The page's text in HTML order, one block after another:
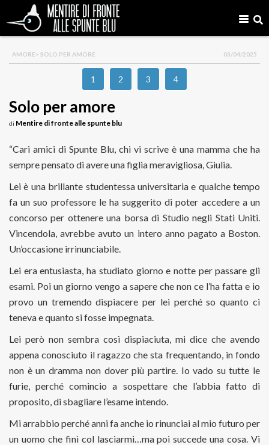
AMORE> SOLO PER AMORE 03/04/2025
1 2 3 4
Solo per amore
di Mentire di fronte alle spunte blu
“Cari amici di Spunte Blu, chi vi scrive è una mamma che ha
sempre pensato di avere una figlia meravigliosa, Giulia.
Lei è una brillante studentessa universitaria e qualche tempo
fa un suo professore le ha suggerito di poter accedere a un
concorso per ottenere una borsa di Studio negli Stati Uniti.
Vincendola, avrebbe avuto un intero anno pagato a Boston.
Un’occasione irrinunciabile.
Lei era entusiasta, ha studiato giorno e notte per passare gli
esami. Poi un giorno vengo a sapere che non ce l’ha fatta e io
provo un tremendo dispiacere per lei perché so quanto ci
teneva e quanto si fosse impegnata.
Lei però non sembra così dispiaciuta, mi dice che avendo
appena conosciuto il ragazzo che sta frequentando, in fondo
non è un dramma non dover più partire. Io vado su tutte le
furie, perché comincio a sospettare che l’abbia fatto di
proposito, di sbagliare l’esame intendo.
Mi arrabbio perché anni fa anche io rinunciai al mio futuro per
un uomo che finì col lasciarmi…ma poi succede una cosa. Vi